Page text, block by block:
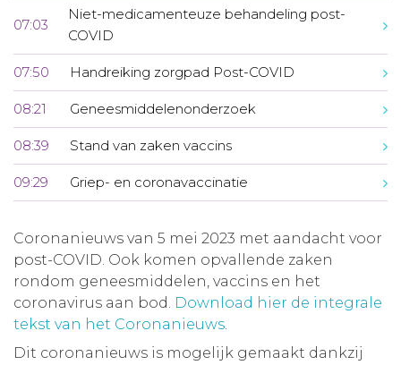
07:03
Niet-medicamenteuze behandeling post-
COVID
07:50 Handreiking zorgpad Post-COVID
08:21 Geneesmiddelenonderzoek
08:39 Stand van zaken vaccins
09:29 Griep- en coronavaccinatie
Coronanieuws van 5 mei 2023 met aandacht voor
post-COVID. Ook komen opvallende zaken
rondom geneesmiddelen, vaccins en het
coronavirus aan bod. Download hier de integrale
tekst van het Coronanieuws.
Dit coronanieuws is mogelijk gemaakt dankzij